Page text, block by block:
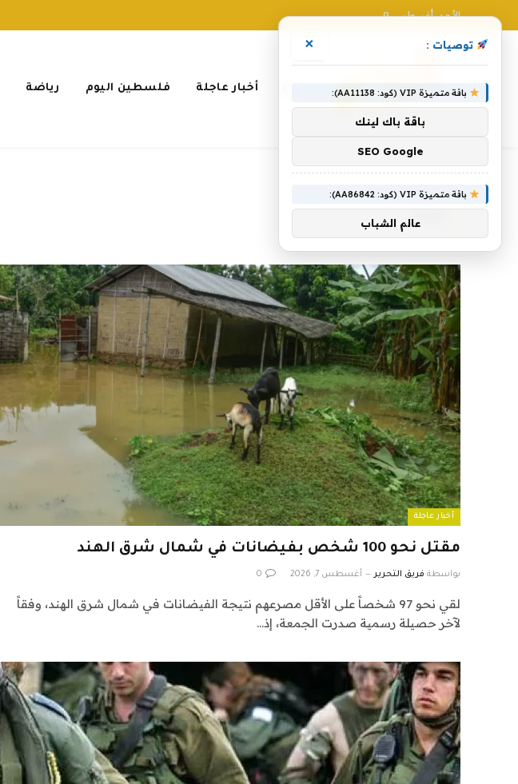
الأحد, أغسطس 9
أخبار عاجلة فلسطين اليوم رياضة
الرئيسية»مقتل
مقتل
أخبار عاجلة
مقتل نحو 100 شخص بفيضانات في شمال شرق الهند
بواسطة فريق التحرير أغسطس 7, 2026 0
لقي نحو 97 شخصاً على الأقل مصرعهم نتيجة الفيضانات في شمال شرق الهند، وفقاً
لآخر حصيلة رسمية صدرت الجمعة، إذ…
توصيات : ×
باقة متميزة VIP (كود: AA11138):
باقة باك لينك
SEO Google
باقة متميزة VIP (كود: AA86842):
عالم الشباب